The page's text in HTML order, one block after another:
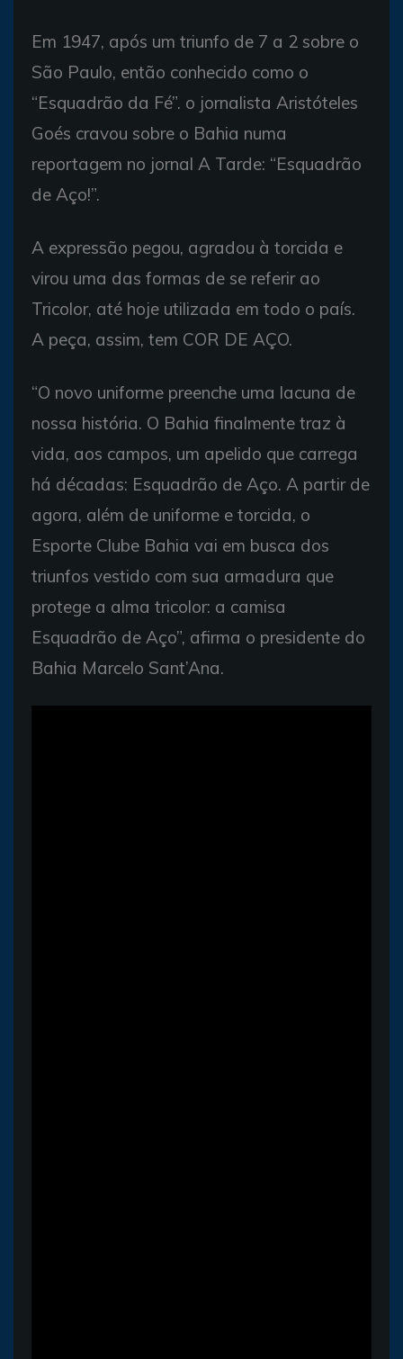
Em 1947, após um triunfo de 7 a 2 sobre o
São Paulo, então conhecido como o
“Esquadrão da Fé”. o jornalista Aristóteles
Goés cravou sobre o Bahia numa
reportagem no jornal A Tarde: “Esquadrão
de Aço!”.
A expressão pegou, agradou à torcida e
virou uma das formas de se referir ao
Tricolor, até hoje utilizada em todo o país.
A peça, assim, tem COR DE AÇO.
“O novo uniforme preenche uma lacuna de
nossa história. O Bahia finalmente traz à
vida, aos campos, um apelido que carrega
há décadas: Esquadrão de Aço. A partir de
agora, além de uniforme e torcida, o
Esporte Clube Bahia vai em busca dos
triunfos vestido com sua armadura que
protege a alma tricolor: a camisa
Esquadrão de Aço”, afirma o presidente do
Bahia Marcelo Sant’Ana.